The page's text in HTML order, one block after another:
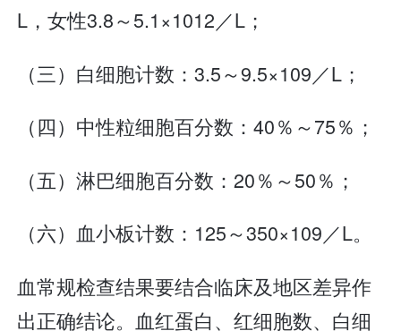
L，女性3.8～5.1×1012／L；
（三）白细胞计数：3.5～9.5×109／L；
（四）中性粒细胞百分数：40％～75％；
（五）淋巴细胞百分数：20％～50％；
（六）血小板计数：125～350×109／L。
血常规检查结果要结合临床及地区差异作
出正确结论。血红蛋白、红细胞数、白细